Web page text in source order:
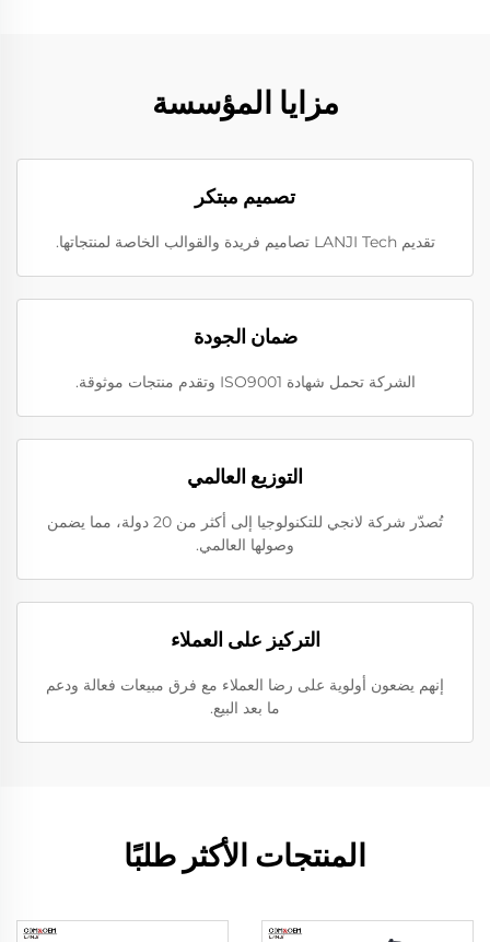
مزايا المؤسسة
تصميم مبتكر
تقديم LANJI Tech تصاميم فريدة والقوالب الخاصة لمنتجاتها.
ضمان الجودة
الشركة تحمل شهادة ISO9001 وتقدم منتجات موثوقة.
التوزيع العالمي
تُصدّر شركة لانجي للتكنولوجيا إلى أكثر من 20 دولة، مما يضمن
وصولها العالمي.
التركيز على العملاء
إنهم يضعون أولوية على رضا العملاء مع فرق مبيعات فعالة ودعم
ما بعد البيع.
المنتجات الأكثر طلبًا